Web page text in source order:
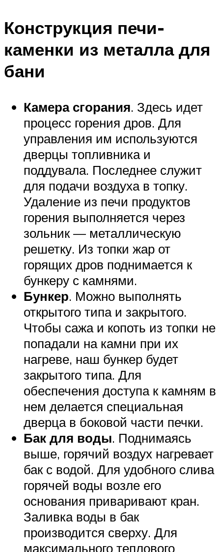
Конструкция печи-
каменки из металла для
бани
Камера сгорания. Здесь идет
процесс горения дров. Для
управления им используются
дверцы топливника и
поддувала. Последнее служит
для подачи воздуха в топку.
Удаление из печи продуктов
горения выполняется через
зольник — металлическую
решетку. Из топки жар от
горящих дров поднимается к
бункеру с камнями.
Бункер. Можно выполнять
открытого типа и закрытого.
Чтобы сажа и копоть из топки не
попадали на камни при их
нагреве, наш бункер будет
закрытого типа. Для
обеспечения доступа к камням в
нем делается специальная
дверца в боковой части печки.
Бак для воды. Поднимаясь
выше, горячий воздух нагревает
бак с водой. Для удобного слива
горячей воды возле его
основания приваривают кран.
Заливка воды в бак
производится сверху. Для
максимального теплового